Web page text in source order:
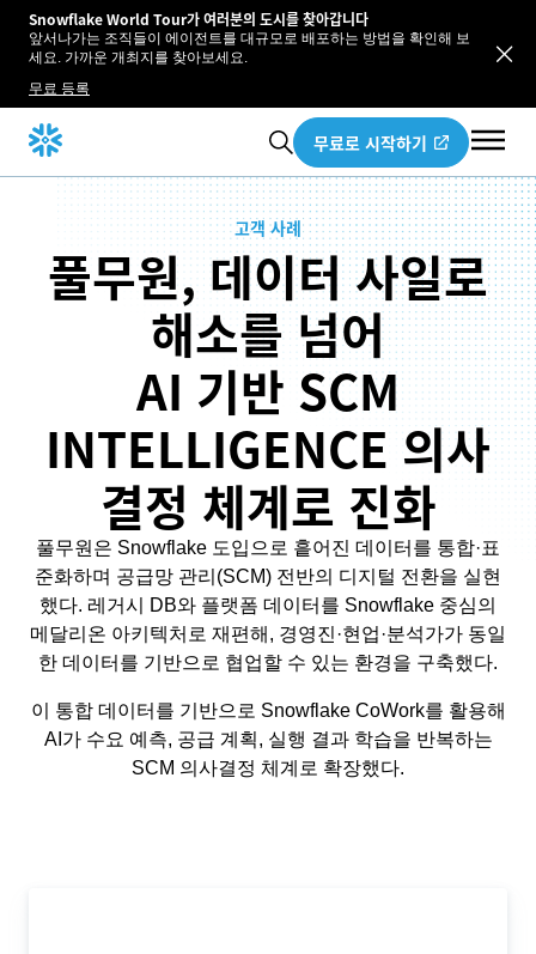
Snowflake World Tour가 여러분의 도시를 찾아갑니다
앞서나가는 조직들이 에이전트를 대규모로 배포하는 방법을 확인해 보
세요. 가까운 개최지를 찾아보세요.
무료 등록
무료로 시작하기
고객 사례
풀무원, 데이터 사일로
해소를 넘어
AI 기반 SCM
INTELLIGENCE 의사
결정 체계로 진화
풀무원은 Snowflake 도입으로 흩어진 데이터를 통합·표
준화하며 공급망 관리(SCM) 전반의 디지털 전환을 실현
했다. 레거시 DB와 플랫폼 데이터를 Snowflake 중심의
메달리온 아키텍처로 재편해, 경영진·현업·분석가가 동일
한 데이터를 기반으로 협업할 수 있는 환경을 구축했다.
이 통합 데이터를 기반으로 Snowflake CoWork를 활용해
AI가 수요 예측, 공급 계획, 실행 결과 학습을 반복하는
SCM 의사결정 체계로 확장했다.